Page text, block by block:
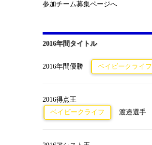
参加チーム募集ページへ
2016年間タイトル
2016年間優勝 ベイビークライフ
2016得点王
ベイビークライフ
渡邉選手